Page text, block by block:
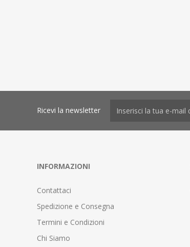
Ricevi la newsletter
INFORMAZIONI
Contattaci
Spedizione e Consegna
Termini e Condizioni
Chi Siamo